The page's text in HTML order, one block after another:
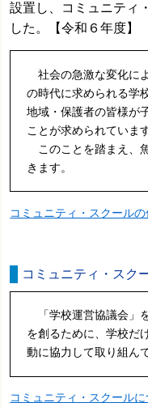
設置し、
コミュニティ
した。【令和６年度】
社会の急激な変化に
の時代に求められる学
地域・保護者の皆様が
ことが求められています
このことを踏まえ、
きます。
コミュニティ・スクール
コミュニティ・スク
「学校運営協議会」
を創るために、学校だ
動に協力して取り組ん
コミュニティ・スクールに